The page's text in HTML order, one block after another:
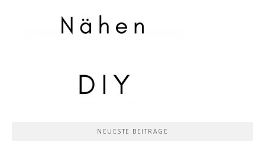
NEUESTE BEITRÄGE